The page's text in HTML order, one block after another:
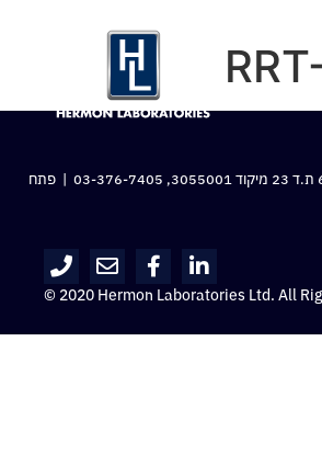
03-376-7405 | פתח
© 2020 Hermon Laboratories Ltd. All